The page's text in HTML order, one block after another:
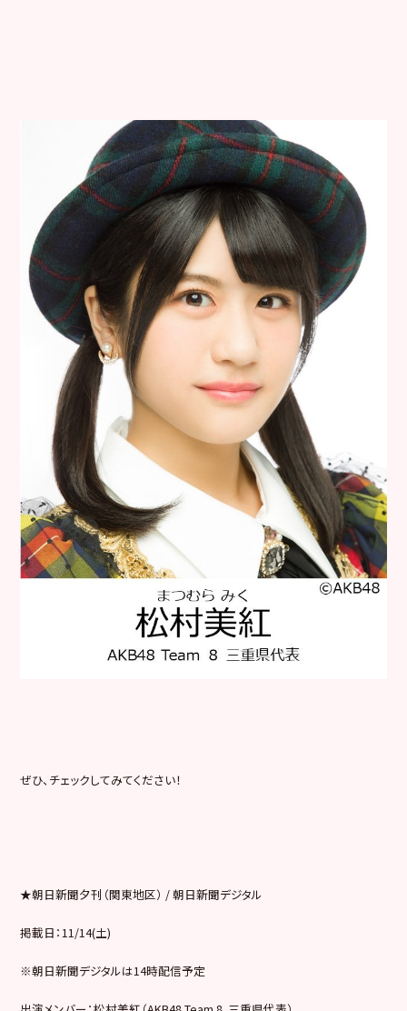
ぜひ、チェックしてみてください！
★朝日新聞夕刊（関東地区） / 朝日新聞デジタル
掲載日：11/14(土)
※朝日新聞デジタルは14時配信予定